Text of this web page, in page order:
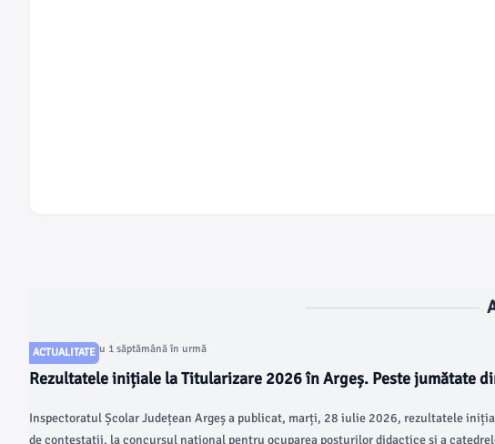
ACTUALITATE
Articol postat cu 1 săptămână în urmă
Rezultatele inițiale la Titularizare 2026 în Argeș. Peste jumătate
Inspectoratul Școlar Județean Argeș a publicat, marți, 28 iulie 2026, rezultatele
de contestații, la concursul național pentru ocuparea posturilor didactice și a